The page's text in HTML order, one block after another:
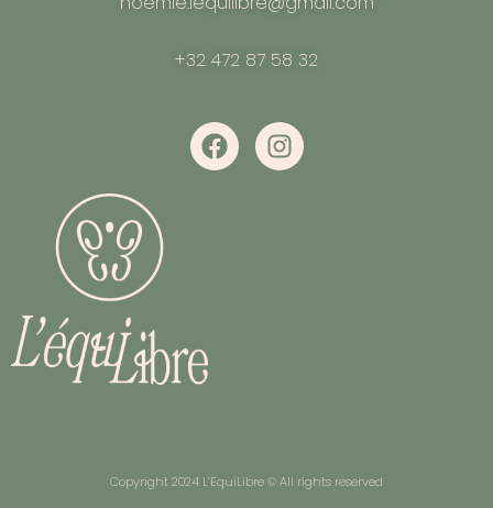
+32 472 87 58 32
Copyright 2024 L’EquiLibre © All rights reserved